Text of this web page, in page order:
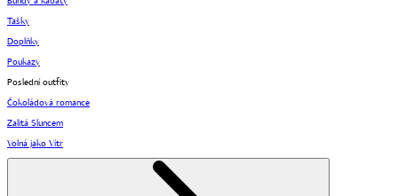
Tašky
Doplňky
Poukazy
Poslední outfity
Čokoládová romance
Zalitá Sluncem
Volná jako Vítr